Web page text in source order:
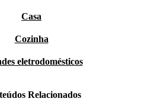
Casa
Cozinha
eletrodomésticos
Relacionados